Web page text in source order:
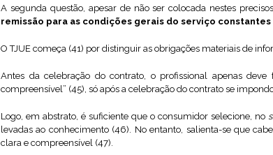
A segunda questão, apesar de não ser colocada nestes
remissão para as condições gerais do serviço constantes
O TJUE começa (41) por distinguir as obrigações materiais de
Antes da celebração do contrato, o profissional apenas
compreensível” (45), só após a celebração do contrato se
Logo, em abstrato, é suficiente que o consumidor selecione, no
levadas ao conhecimento (46). No entanto, salienta-se que
clara e compreensível (47).